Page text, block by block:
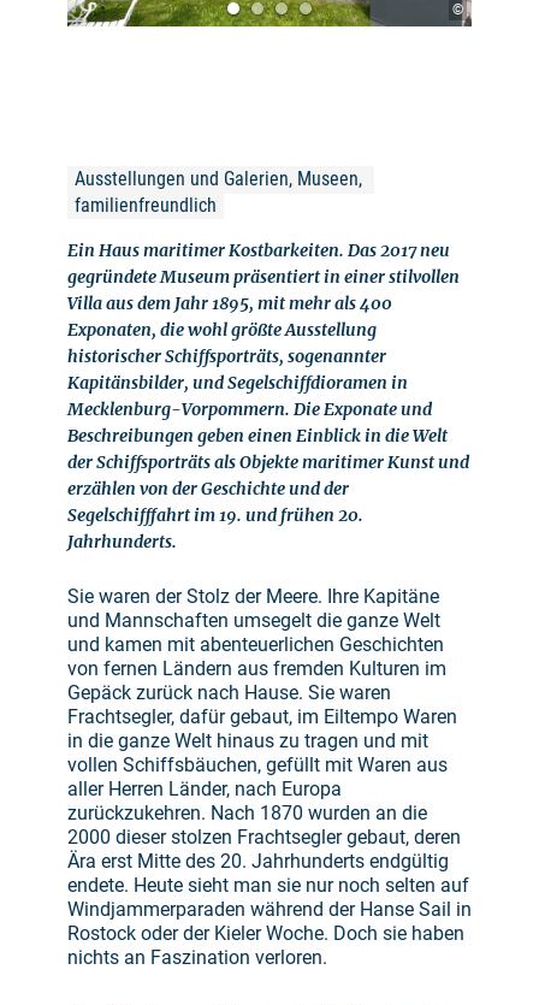
©
Ausstellungen und Galerien, Museen,
familienfreundlich
Ein Haus maritimer Kostbarkeiten. Das 2017 neu
gegründete Museum präsentiert in einer stilvollen
Villa aus dem Jahr 1895, mit mehr als 400
Exponaten, die wohl größte Ausstellung
historischer Schiffsporträts, sogenannter
Kapitänsbilder, und Segelschiffdioramen in
Mecklenburg-Vorpommern. Die Exponate und
Beschreibungen geben einen Einblick in die Welt
der Schiffsporträts als Objekte maritimer Kunst und
erzählen von der Geschichte und der
Segelschifffahrt im 19. und frühen 20.
Jahrhunderts.
Sie waren der Stolz der Meere. Ihre Kapitäne
und Mannschaften umsegelt die ganze Welt
und kamen mit abenteuerlichen Geschichten
von fernen Ländern aus fremden Kulturen im
Gepäck zurück nach Hause. Sie waren
Frachtsegler, dafür gebaut, im Eiltempo Waren
in die ganze Welt hinaus zu tragen und mit
vollen Schiffsbäuchen, gefüllt mit Waren aus
aller Herren Länder, nach Europa
zurückzukehren. Nach 1870 wurden an die
2000 dieser stolzen Frachtsegler gebaut, deren
Ära erst Mitte des 20. Jahrhunderts endgültig
endete. Heute sieht man sie nur noch selten auf
Windjammerparaden während der Hanse Sail in
Rostock oder der Kieler Woche. Doch sie haben
nichts an Faszination verloren.